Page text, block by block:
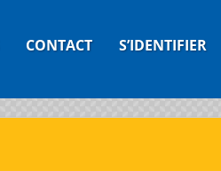
CONTACT S’IDENTIFIER